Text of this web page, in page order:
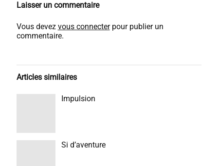
Laisser un commentaire
Vous devez vous connecterpour publier un
commentaire.
Articles similaires
Impulsion
Si d’aventure